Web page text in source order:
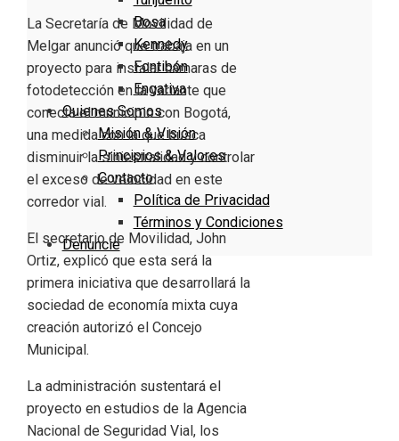
Bosa
Kennedy
Fontibón
Engativa
Quienes Somos
Misión & Visión
Principios & Valores
Contacto
Política de Privacidad
Términos y Condiciones
Denuncie
La Secretaría de Movilidad de
Melgar anunció que trabaja en un
proyecto para instalar cámaras de
fotodetección en la variante que
conecta el municipio con Bogotá,
una medida con la que busca
disminuir la siniestralidad y controlar
el exceso de velocidad en este
corredor vial.
El secretario de Movilidad, John
Ortiz, explicó que esta será la
primera iniciativa que desarrollará la
sociedad de economía mixta cuya
creación autorizó el Concejo
Municipal.
La administración sustentará el
proyecto en estudios de la Agencia
Nacional de Seguridad Vial, los